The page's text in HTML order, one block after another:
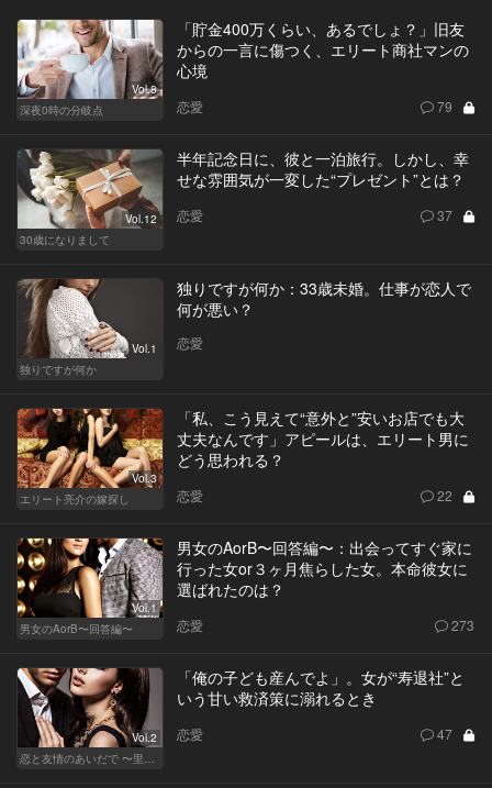
Vol.8
深夜0時の分岐点
「貯金400万くらい、あるでしょ？」旧友
からの一言に傷つく、エリート商社マンの
心境
恋愛 79
Vol.12
30歳になりまして
半年記念日に、彼と一泊旅行。しかし、幸
せな雰囲気が一変した“プレゼント”とは？
恋愛 37
Vol.1
独りですが何か
独りですが何か：33歳未婚。仕事が恋人で
何が悪い？
恋愛
Vol.3
エリート亮介の嫁探し
「私、こう見えて“意外と”安いお店でも大
丈夫なんです」アピールは、エリート男に
どう思われる？
恋愛 22
Vol.1
男女のAorB〜回答編〜
男女のAorB〜回答編〜：出会ってすぐ家に
行った女or３ヶ月焦らした女。本命彼女に
選ばれたのは？
恋愛 273
Vol.2
恋と友情のあいだで 〜里奈 Ver.〜
「俺の子ども産んでよ」。女が“寿退社”と
いう甘い救済策に溺れるとき
恋愛 47